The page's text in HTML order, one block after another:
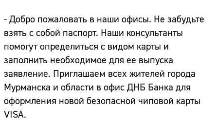
- Добро пожаловать в наши офисы. Не забудьте
взять с собой паспорт. Наши консультанты
помогут определиться с видом карты и
заполнить необходимое для ее выпуска
заявление. Приглашаем всех жителей города
Мурманска и области в офис ДНБ Банка для
оформления новой безопасной чиповой карты
VISA.